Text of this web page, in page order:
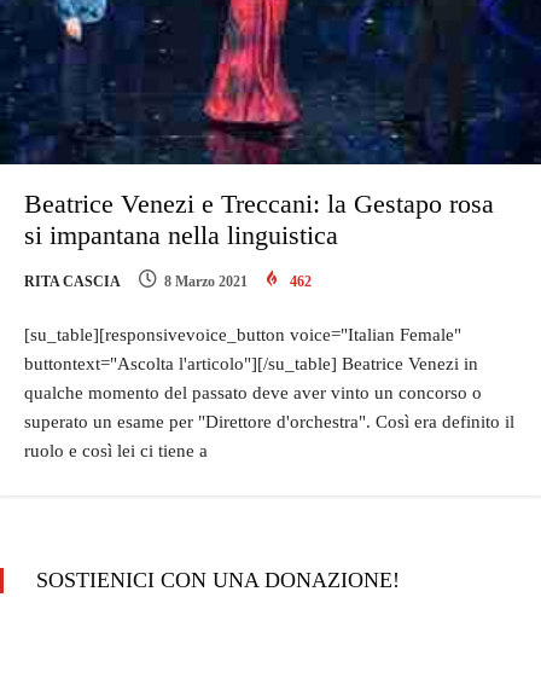
Beatrice Venezi e Treccani: la Gestapo rosa
si impantana nella linguistica
RITA CASCIA 8 Marzo 2021 462
[su_table][responsivevoice_button voice="Italian Female"
buttontext="Ascolta l'articolo"][/su_table] Beatrice Venezi in
qualche momento del passato deve aver vinto un concorso o
superato un esame per "Direttore d'orchestra". Così era definito il
ruolo e così lei ci tiene a
SOSTIENICI CON UNA DONAZIONE!